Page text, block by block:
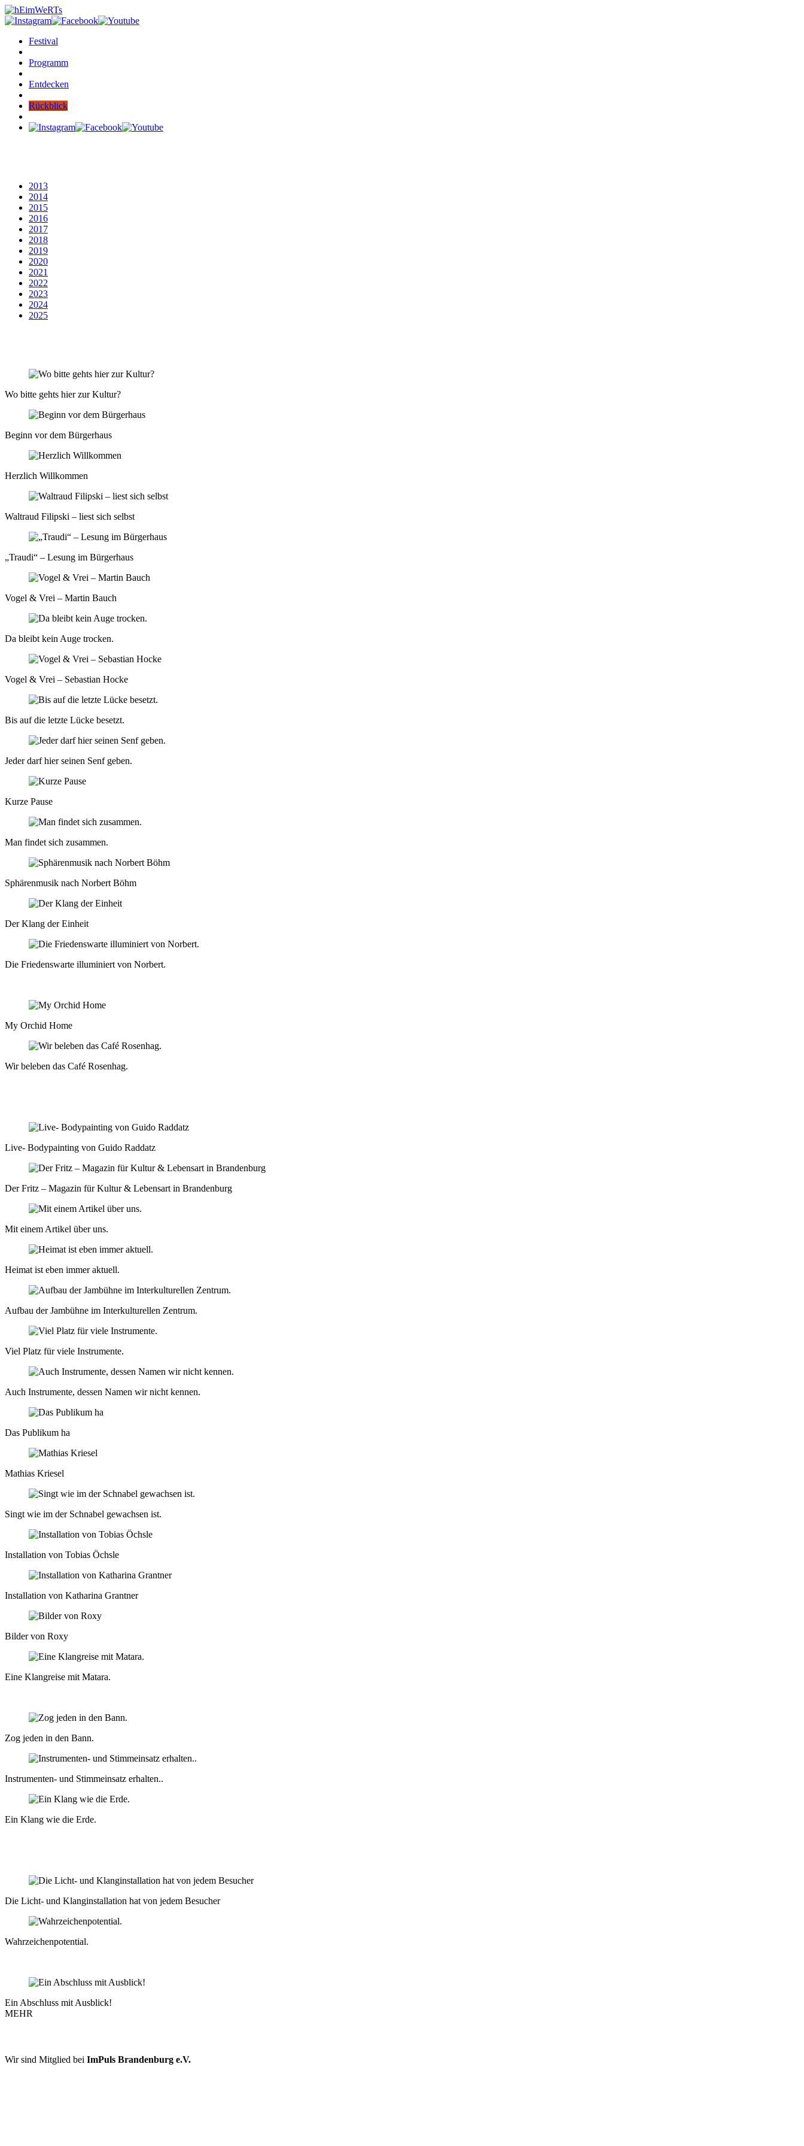
Festival
Programm
Entdecken
Rückblick
2013
2014
2015
2016
2017
2018
2019
2020
2021
2022
2023
2024
2025
Wo bitte gehts hier zur Kultur?
Beginn vor dem Bürgerhaus
Herzlich Willkommen
Waltraud Filipski – liest sich selbst
„Traudi“ – Lesung im Bürgerhaus
Vogel & Vrei – Martin Bauch
Da bleibt kein Auge trocken.
Vogel & Vrei – Sebastian Hocke
Bis auf die letzte Lücke besetzt.
Jeder darf hier seinen Senf geben.
Kurze Pause
Man findet sich zusammen.
Sphärenmusik nach Norbert Böhm
Der Klang der Einheit
Die Friedenswarte illuminiert von Norbert.
My Orchid Home
Wir beleben das Café Rosenhag.
Live- Bodypainting von Guido Raddatz
Der Fritz – Magazin für Kultur & Lebensart in Brandenburg
Mit einem Artikel über uns.
Heimat ist eben immer aktuell.
Aufbau der Jambühne im Interkulturellen Zentrum.
Viel Platz für viele Instrumente.
Auch Instrumente, dessen Namen wir nicht kennen.
Das Publikum ha
Mathias Kriesel
Singt wie im der Schnabel gewachsen ist.
Installation von Tobias Öchsle
Installation von Katharina Grantner
Bilder von Roxy
Eine Klangreise mit Matara.
Zog jeden in den Bann.
Instrumenten- und Stimmeinsatz erhalten..
Ein Klang wie die Erde.
Die Licht- und Klanginstallation hat von jedem Besucher
Wahrzeichenpotential.
Ein Abschluss mit Ausblick!
MEHR
Wir sind Mitglied bei ImPuls Brandenburg e.V.